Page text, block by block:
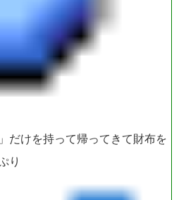
だけを持って帰ってきて財布を
り